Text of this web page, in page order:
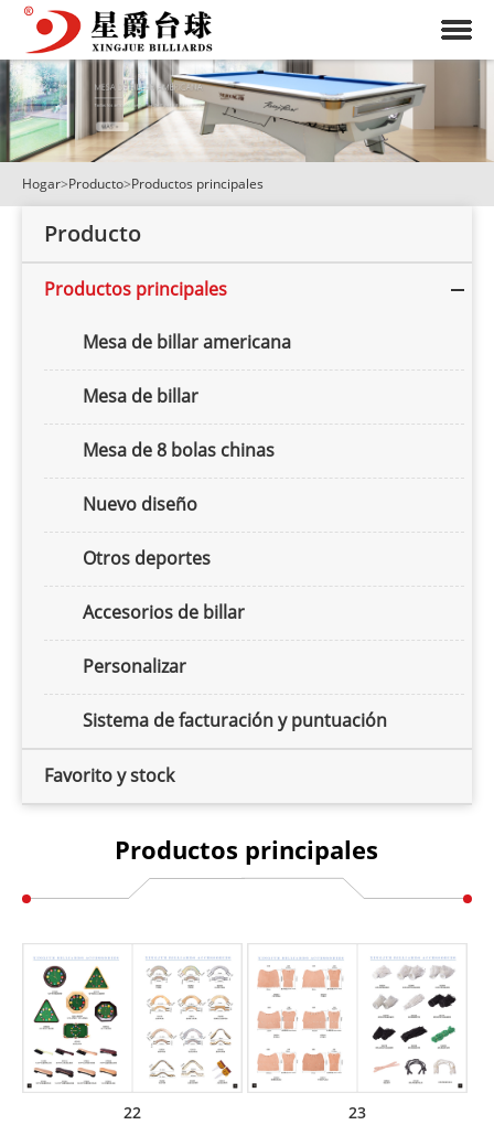
Hogar> Producto> Productos principales
Producto
Productos principales
Mesa de billar americana
Mesa de billar
Mesa de 8 bolas chinas
Nuevo diseño
Otros deportes
Accesorios de billar
Personalizar
Sistema de facturación y puntuación
Favorito y stock
Productos principales
22 23